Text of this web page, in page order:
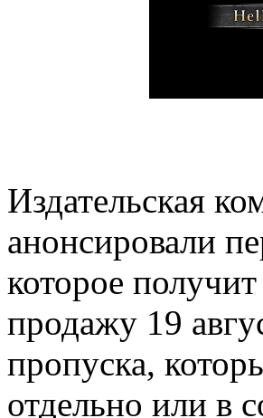
Издательская
анонсировали
которое
продажу 19
пропуска,
отдельно или в